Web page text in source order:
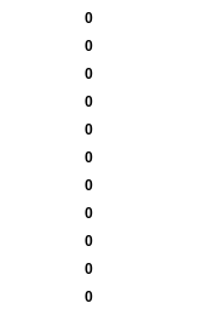
0
0
0
0
0
0
0
0
0
0
0